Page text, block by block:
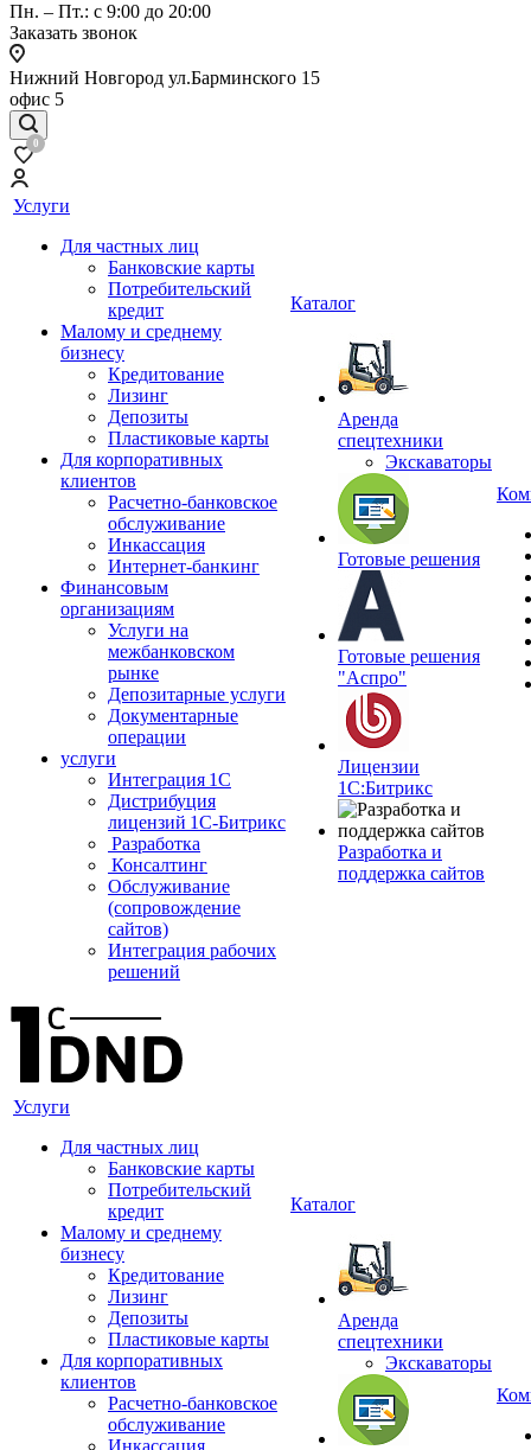
Пн. – Пт.: с 9:00 до 20:00
Заказать звонок
Нижний Новгород ул.Барминского 15
офис 5
0
Услуги
Для частных лиц
Банковские карты
Потребительский
кредит
Малому и среднему
бизнесу
Кредитование
Лизинг
Депозиты
Пластиковые карты
Для корпоративных
клиентов
Расчетно-банковское
обслуживание
Инкассация
Интернет-банкинг
Финансовым
организациям
Услуги на
межбанковском
рынке
Депозитарные услуги
Документарные
операции
услуги
Интеграция 1С
Дистрибуция
лицензий 1С‑Битрикс
Разработка
Консалтинг
Обслуживание
(сопровождение
сайтов)
Интеграция рабочих
решений
Каталог
Аренда
спецтехники
Экскаваторы
Готовые решения
Готовые решения
"Аспро"
Лицензии
1С:Битрикс
Разработка и
поддержка сайтов
Услуги
Для частных лиц
Банковские карты
Потребительский
кредит
Малому и среднему
бизнесу
Кредитование
Лизинг
Депозиты
Пластиковые карты
Для корпоративных
клиентов
Расчетно-банковское
обслуживание
Инкассация
Каталог
Аренда
спецтехники
Экскаваторы